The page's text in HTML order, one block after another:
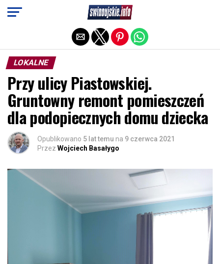
LOKALNE
Przy ulicy Piastowskiej.
Gruntowny remont pomieszczeń
dla podopiecznych domu dziecka
Opublikowano 5 lat temu na 9 czerwca 2021
Przez Wojciech Basałygo
Exit mobile version